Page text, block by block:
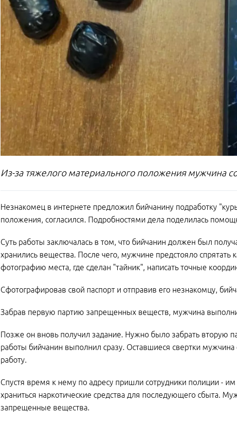
Из-за тяжелого материального положения мужчина
Незнакомец в интернете предложил бийчанину подработку
положения, согласился. Подробностями дела поделилась
Суть работы заключалась в том, что бийчанин должен был
хранились вещества. После чего, мужчине предстояло спрятать
фотографию места, где сделан "тайник", написать точные
Сфотографировав свой паспорт и отправив его незнакомцу,
Забрав первую партию запрещенных веществ, мужчина
Позже он вновь получил задание. Нужно было забрать вторую
работы бийчанин выполнил сразу. Оставшиеся свертки
работу.
Спустя время к нему по адресу пришли сотрудники полиции -
храниться наркотические средства для последующего сбыта.
запрещенные вещества.